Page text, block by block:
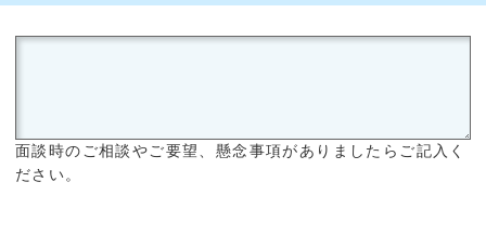
面談時のご相談やご要望、懸念事項がありましたらご記入く
ださい。